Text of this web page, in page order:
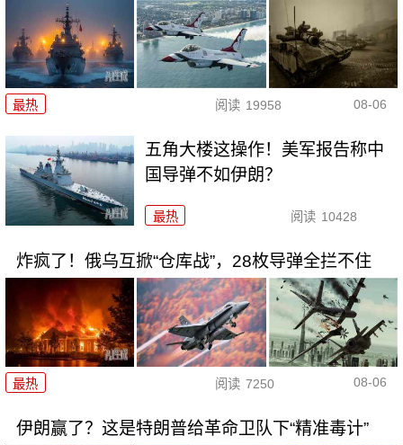
最热 阅读 19958 08-06
五角大楼这操作！美军报告称中
国导弹不如伊朗？
最热 阅读 10428
炸疯了！俄乌互掀“仓库战”，28枚导弹全拦不住
最热 阅读 7250 08-06
伊朗赢了？这是特朗普给革命卫队下“精准毒计”